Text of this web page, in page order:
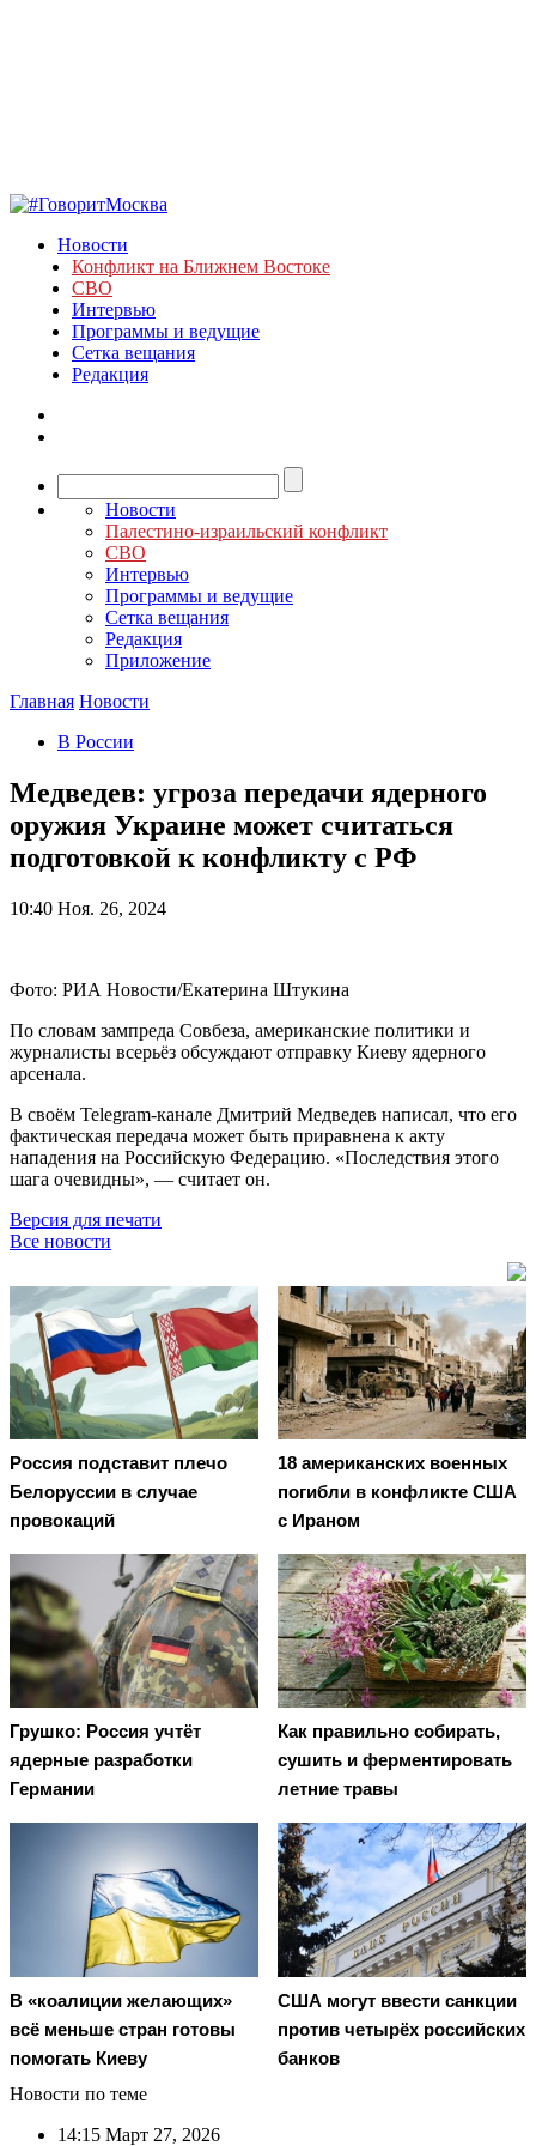
Новости
Конфликт на Ближнем Востоке
СВО
Интервью
Программы и ведущие
Сетка вещания
Редакция
Новости
Палестино-израильский конфликт
СВО
Интервью
Программы и ведущие
Сетка вещания
Редакция
Приложение
Главная Новости
В России
Медведев: угроза передачи ядерного
оружия Украине может считаться
подготовкой к конфликту с РФ
10:40 Ноя. 26, 2024
Фото: РИА Новости/Екатерина Штукина
По словам зампреда Совбеза, американские политики и
журналисты всерьёз обсуждают отправку Киеву ядерного
арсенала.
В своём Telegram-канале Дмитрий Медведев написал, что его
фактическая передача может быть приравнена к акту
нападения на Российскую Федерацию. «Последствия этого
шага очевидны», — считает он.
Версия для печати
Все новости
Россия подставит плечо
Белоруссии в случае
провокаций
18 американских военных
погибли в конфликте США
с Ираном
Грушко: Россия учтёт
ядерные разработки
Германии
Как правильно собирать,
сушить и ферментировать
летние травы
В «коалиции желающих»
всё меньше стран готовы
помогать Киеву
США могут ввести санкции
против четырёх российских
банков
Новости по теме
14:15 Март 27, 2026